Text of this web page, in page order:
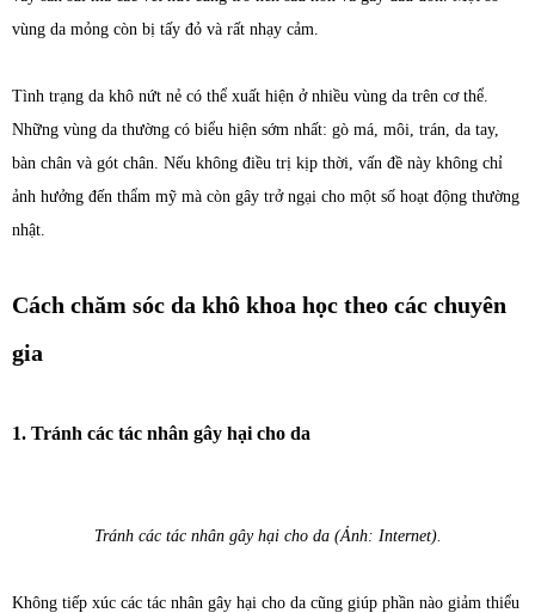
vùng da mỏng còn bị tấy đỏ và rất nhạy cảm.
Tình trạng da khô nứt nẻ có thể xuất hiện ở nhiều vùng da trên cơ thể.
Những vùng da thường có biểu hiện sớm nhất: gò má, môi, trán, da tay,
bàn chân và gót chân. Nếu không điều trị kịp thời, vấn đề này không chỉ
ảnh hưởng đến thẩm mỹ mà còn gây trở ngại cho một số hoạt động thường
nhật.
Cách chăm sóc da khô khoa học theo các chuyên
gia
1. Tránh các tác nhân gây hại cho da
Tránh các tác nhân gây hại cho da (Ảnh: Internet).
Không tiếp xúc các tác nhân gây hại cho da cũng giúp phần nào giảm thiểu